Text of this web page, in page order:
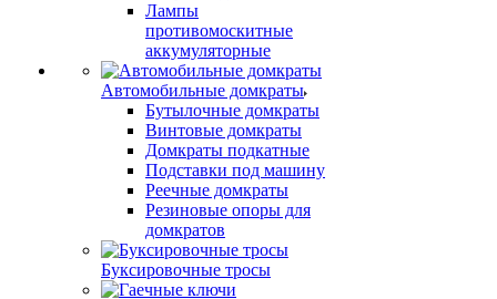
Лампы
противомоскитные
аккумуляторные
Автомобильные домкраты
Бутылочные домкраты
Винтовые домкраты
Домкраты подкатные
Подставки под машину
Реечные домкраты
Резиновые опоры для
домкратов
Буксировочные тросы